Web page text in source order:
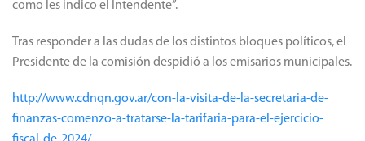
como les indico el Intendente”.
Tras responder a las dudas de los distintos bloques políticos, el
Presidente de la comisión despidió a los emisarios municipales.
http://www.cdnqn.gov.ar/con-la-visita-de-la-secretaria-de-
finanzas-comenzo-a-tratarse-la-tarifaria-para-el-ejercicio-